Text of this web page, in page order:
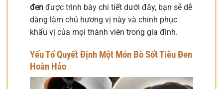
đen được trình bày chi tiết dưới đây, bạn sẽ dễ
dàng làm chủ hương vị này và chinh phục
khẩu vị của mọi thành viên trong gia đình.
Yếu Tố Quyết Định Một Món Bò Sốt Tiêu Đen
Hoàn Hảo